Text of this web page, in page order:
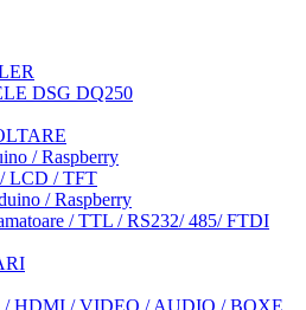
DSG DQ250
/ Raspberry
LCD / TFT
/ Raspberry
/ TTL / RS232/ 485/ FTDI
HDMI / VIDEO / AUDIO / BOXE